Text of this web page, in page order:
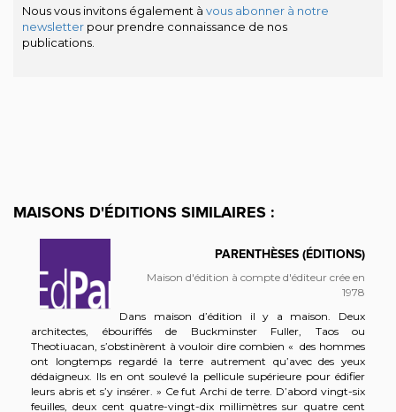
Nous vous invitons également à vous abonner à notre
newsletter pour prendre connaissance de nos
publications.
MAISONS D'ÉDITIONS SIMILAIRES :
PARENTHÈSES (ÉDITIONS)
Maison d'édition à compte d'éditeur crée en
1978
Dans maison d’édition il y a maison. Deux
architectes, ébouriffés de Buckminster Fuller, Taos ou
Theotiuacan, s’obstinèrent à vouloir dire combien « des hommes
ont longtemps regardé la terre autrement qu’avec des yeux
dédaigneux. Ils en ont soulevé la pellicule supérieure pour édifier
leurs abris et s’y insérer. » Ce fut Archi de terre. D’abord vingt-six
feuilles, deux cent quatre-vingt-dix millimètres sur quatre cent